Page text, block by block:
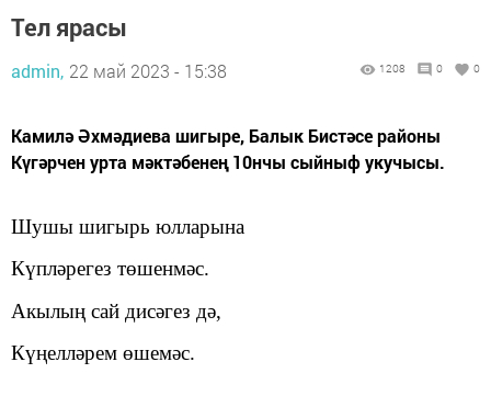
Тел ярасы
admin, 22 май 2023 - 15:38 1208 0 0
Камилә Әхмәдиева шигыре, Балык Бистәсе районы
Күгәрчен урта мәктәбенең 10нчы сыйныф укучысы.
Шушы шигырь юлларына
Күпләрегез төшенмәс.
Акылың сай дисәгез дә,
Күңелләрем өшемәс.